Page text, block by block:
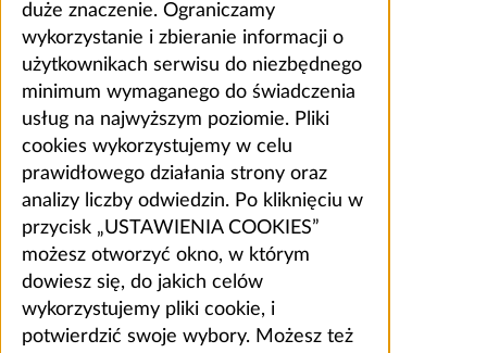
duże znaczenie. Ograniczamy
wykorzystanie i zbieranie informacji o
użytkownikach serwisu do niezbędnego
minimum wymaganego do świadczenia
usług na najwyższym poziomie. Pliki
cookies wykorzystujemy w celu
prawidłowego działania strony oraz
analizy liczby odwiedzin. Po kliknięciu w
przycisk „USTAWIENIA COOKIES”
możesz otworzyć okno, w którym
dowiesz się, do jakich celów
wykorzystujemy pliki cookie, i
potwierdzić swoje wybory. Możesz też